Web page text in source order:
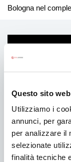
Questo sito
Utilizziamo i
annunci, per
per analizzare il
selezionate
finalità tecniche
Bologna nel
Contatti
Email
info@aaa-
Sito web
FACEBOOK